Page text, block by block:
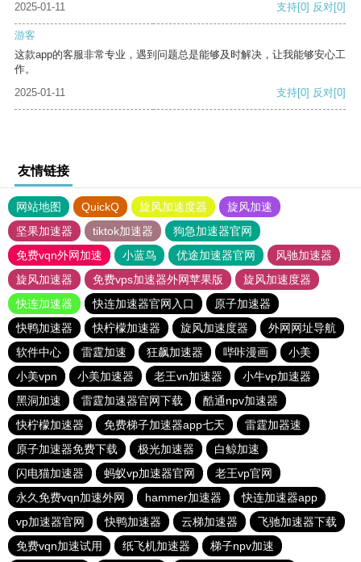
2025-01-11
支持[0] 反对[0]
游客
这款app的客服非常专业，遇到问题总是能够及时解决，让我能够安心工
作。
2025-01-11
支持[0] 反对[0]
友情链接
网站地图 QuickQ 旋风加速度器
旋风加速
坚果加速器
tiktok加速器
狗急加速器官网
免费vqn外网加速
小蓝鸟 优途加速器官网
风驰加速器
旋风加速器
免费vps加速器外网苹果版
旋风加速度器
快连加速器
快连加速器官网入口
原子加速器
快鸭加速器
快柠檬加速器 旋风加速度器
外网网址导航
软件中心
雷霆加速 狂飙加速器 哔咔漫画
小美
小美vpn
小美加速器 老王vn加速器
小牛vp加速器
黑洞加速
雷霆加速器官网下载
酷通npv加速器
快柠檬加速器
免费梯子加速器app七天
雷霆加器速
原子加速器免费下载
极光加速器
白鲸加速
闪电猫加速器
蚂蚁vp加速器官网
老王vp官网
永久免费vqn加速外网
hammer加速器
快连加速器app
vp加速器官网
快鸭加速器 云梯加速器
飞驰加速器下载
免费vqn加速试用
纸飞机加速器 梯子npv加速